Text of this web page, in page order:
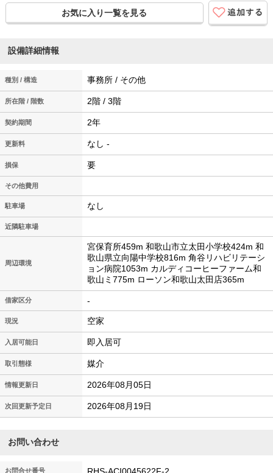
お気に入り一覧を見る
設備詳細情報
種別 / 構造 事務所 / その他
所在階 / 階数 2階 / 3階
契約期間 2年
更新料 なし -
損保 要
その他費用
駐車場 なし
近隣駐車場
周辺環境
宮保育所459m 和歌山市立太田小学校424m 和
歌山県立向陽中学校816m 角谷リハビリテーシ
ョン病院1053m カルディコーヒーファーム和
歌山ミ775m ローソン和歌山太田店365m
借家区分 -
現況 空家
入居可能日 即入居可
取引態様 媒介
情報更新日 2026年08月05日
次回更新予定日 2026年08月19日
お問い合わせ
お問合せ番号